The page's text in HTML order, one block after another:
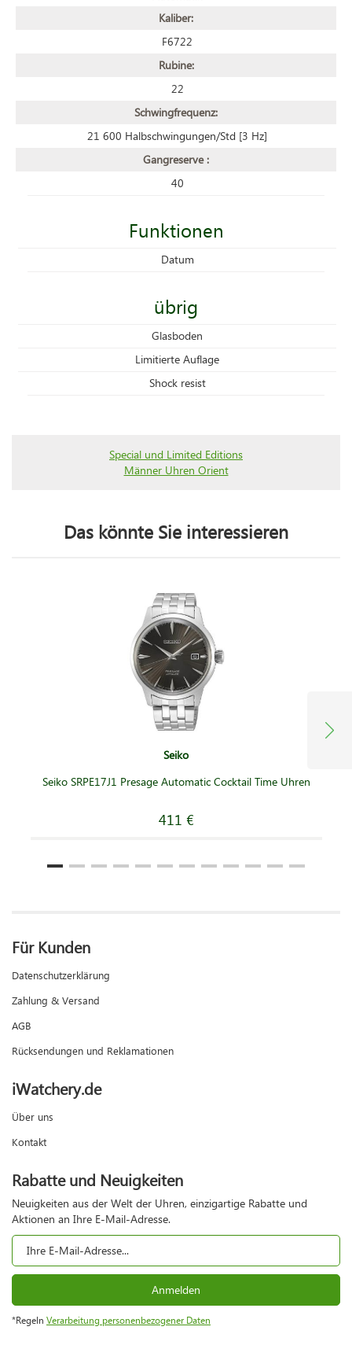
Kaliber:
F6722
Rubine:
22
Schwingfrequenz:
21 600 Halbschwingungen/Std [3 Hz]
Gangreserve :
40
Funktionen
Datum
übrig
Glasboden
Limitierte Auflage
Shock resist
Special und Limited Editions
Männer Uhren Orient
Das könnte Sie interessieren
Seiko
Seiko SRPE17J1 Presage Automatic Cocktail Time Uhren
411 €
Für Kunden
Datenschutzerklärung
Zahlung & Versand
AGB
Rücksendungen und Reklamationen
iWatchery.de
Über uns
Kontakt
Rabatte und Neuigkeiten
Neuigkeiten aus der Welt der Uhren, einzigartige Rabatte und
Aktionen an Ihre E-Mail-Adresse.
Anmelden
*Regeln Verarbeitung personenbezogener Daten